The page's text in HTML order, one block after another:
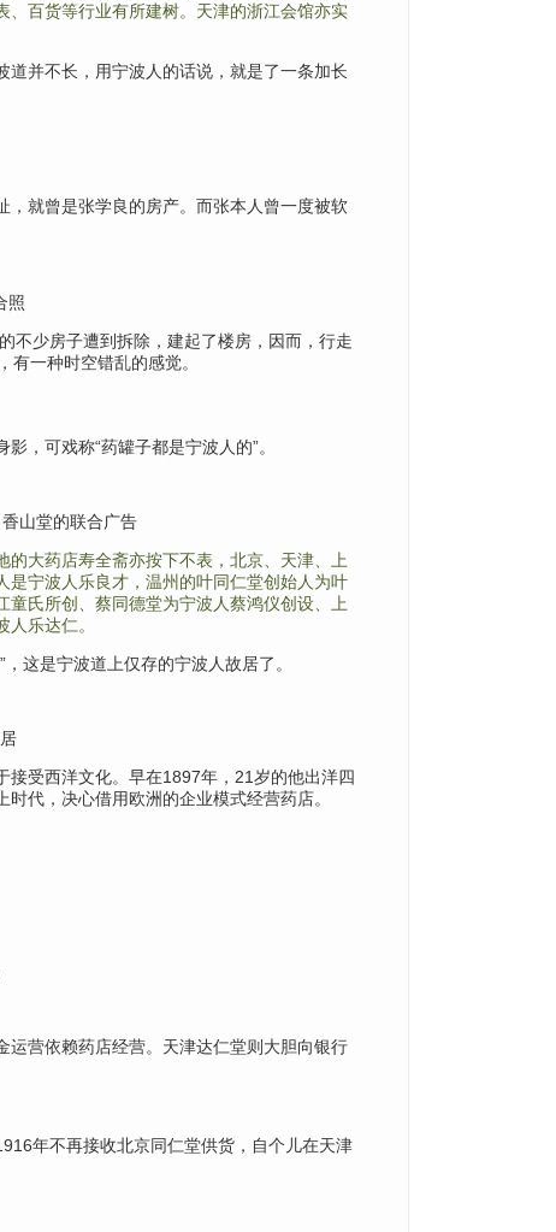
、百货等行业有所建树。天津的浙江会馆亦实
并不长，用宁波人的话说，就是了一条加长
就曾是张学良的房产。而张本人曾一度被软
照
不少房子遭到拆除，建起了楼房，因而，行走
一种时空错乱的感觉。
，可戏称“药罐子都是宁波人的”。
山堂的联合广告
大药店寿全斋亦按下不表，北京、天津、上
宁波人乐良才，温州的叶同仁堂创始人为叶
氏所创、蔡同德堂为宁波人蔡鸿仪创设、上
乐达仁。
这是宁波道上仅存的宁波人故居了。
受西洋文化。 早在1897年， 21岁的他出洋四
代，决心借用欧洲的企业模式经营药店。
营依赖药店经营。天津达仁堂则大胆向银行
年不再接收北京同仁堂供货，自个儿在天津